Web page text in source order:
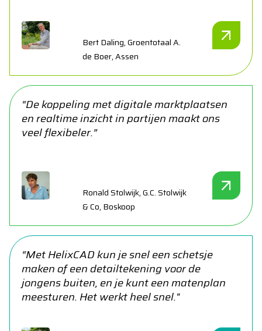
Bert Daling, Groentotaal A.
de Boer, Assen
“De koppeling met digitale marktplaatsen
en realtime inzicht in partijen maakt ons
veel flexibeler.”
Ronald Stolwijk, G.C. Stolwijk
& Co, Boskoop
“Met HelixCAD kun je snel een schetsje
maken of een detailtekening voor de
jongens buiten, en je kunt een matenplan
meesturen. Het werkt heel snel."